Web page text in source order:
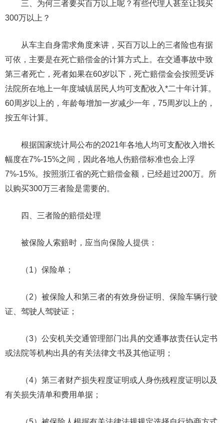
三、为何三者要买百万以上呢？有些代理人甚至让我买
300万以上？
从车主自身需求角度来讲，买百万以上的三者险也有据
可依，主要是在死亡赔偿金的计算方式上。在交通事故中致
第三者死亡，死者如果在60岁以下，死亡赔偿金会按照受诉
法院所在地上一年度城镇居民人均可支配收入*二十年计算。
60周岁以上的，年龄每增加一岁减少一年，75周岁以上的，
按五年计算。
根据国家统计局公布的2021年各地人均可支配收入增长
幅度在7%-15%之间，因此各地人伤赔偿标准也会上浮
7%-15%。按照浙江省的死亡赔偿金额，已经超过200万。所
以购买300万三者险是需要的。
四、三者险的赔偿处理
被保险人索赔时，应当向保险人提供：
（1）保险单；
（2）被保险人和第三者的有效身份证明、保险车辆行驶
证、驾驶人驾驶证；
（3）公安机关交通管理部门出具的交通事故责任认定书
或法院等机构出具的有关法律文书及其他证明；
（4）第三者财产损失程度证明或人身伤残程度证明以及
有关损失清单和费用单据；